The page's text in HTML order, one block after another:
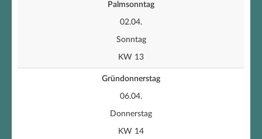
Palmsonntag
02.04.
Sonntag
KW 13
Gründonnerstag
06.04.
Donnerstag
KW 14